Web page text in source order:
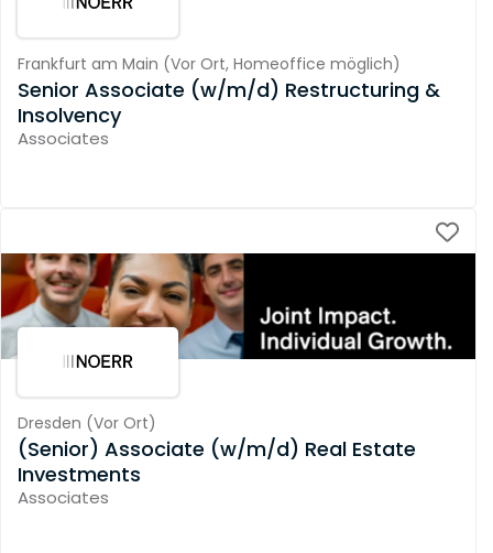
Frankfurt am Main (Vor Ort, Homeoffice möglich)
Senior Associate (w/m/d) Restructuring &
Insolvency
Associates
Dresden (Vor Ort)
(Senior) Associate (w/m/d) Real Estate
Investments
Associates